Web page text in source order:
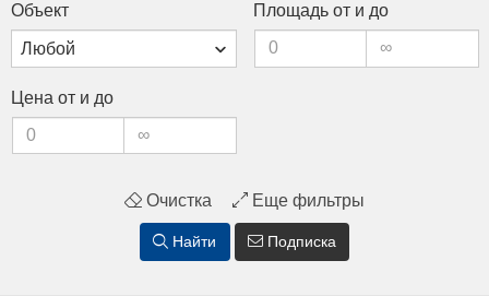
Объ­ект Пло­щадь от и до
Це­на от и до
Очистка Еще фильтры
Найти Подписка